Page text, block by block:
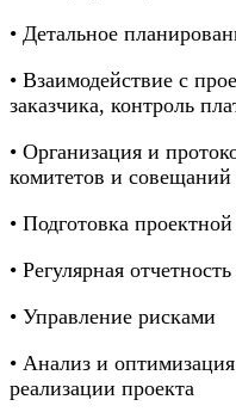
• Детальное
• Взаимодействие с
заказчика, контроль
• Организация и
комитетов и совещаний
• Подготовка
• Регулярная
• Управление рисками
• Анализ и
реализации проекта